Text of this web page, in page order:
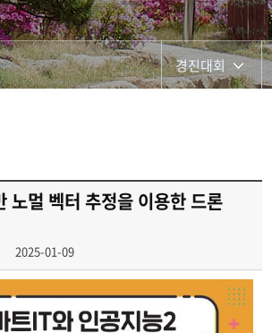
경진대회
경진대회
노멀 벡터 추정을 이용한 드론
2025-01-09